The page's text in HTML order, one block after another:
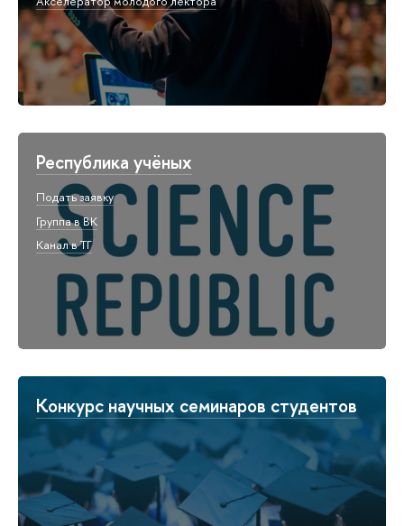
Республика учёных
Подать заявку
Группа в ВК
Канал в ТГ
Конкурс научных семинаров студентов